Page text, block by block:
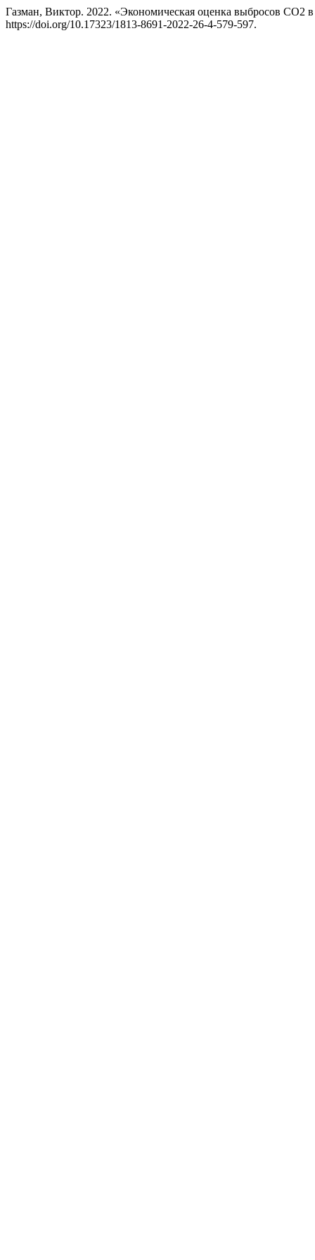
Газман, Виктор. 2022. «Экономическая оценка выбросов СО2 в
https://doi.org/10.17323/1813-8691-2022-26-4-579-597.